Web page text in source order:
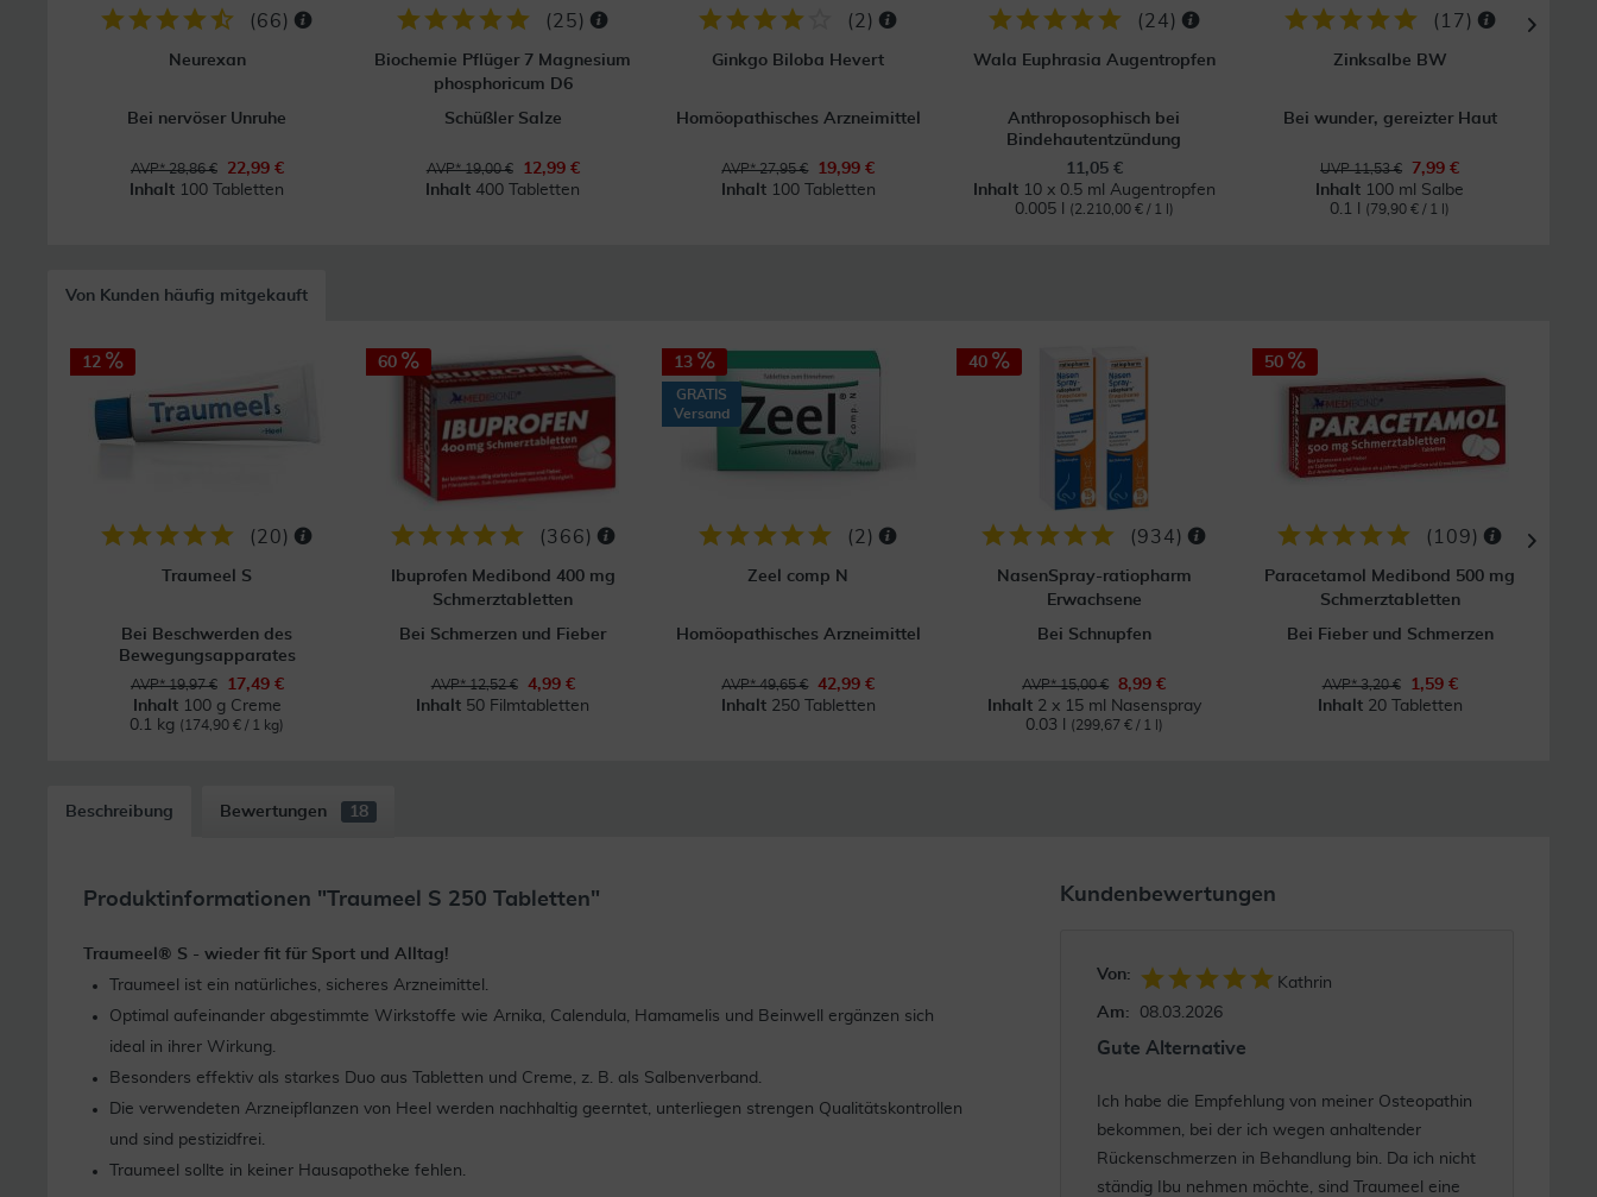
(66)
Neurexan
Bei nervöser Unruhe
AVP* 28,86 €
22,99 €
Inhalt 100 Tabletten
(25)
Biochemie Pflüger 7 Magnesium
phosphoricum D6
Schüßler Salze
AVP* 19,00 €
12,99 €
Inhalt 400 Tabletten
(2 )
Ginkgo Biloba Hevert
Homöopathisches Arzneimittel
AVP* 27,95 €
19,99 €
Inhalt 100 Tabletten
(24)
Wala Euphrasia Augentropfen
Anthroposophisch bei
Bindehautentzündung
11,05 €
Inhalt 10 x 0.5 ml Augentropfen
0.005 l
(2.210,00 € / 1 l)
( 17 )
Zinksalbe BW
Bei wunder, gereizter Haut
UVP 11,53 €
7,99 €
Inhalt 100 ml Salbe
0.1 l
(79,90 € / 1 l)
Von Kunden häufig mitgekauft
12
(20)
Traumeel S
Bei Beschwerden des
Bewegungsapparates
AVP* 19,97 €
17,49 €
Inhalt 100 g Creme
0.1 kg (174,90 € / 1 kg)
60
(366)
Ibuprofen Medibond 400 mg
Schmerztabletten
Bei Schmerzen und Fieber
AVP* 12,52 €
4,99 €
Inhalt 50 Filmtabletten
13
GRATIS
Versand
(2 )
Zeel comp N
Homöopathisches Arzneimittel
AVP* 49,65 €
42,99 €
Inhalt 250 Tabletten
40
(934)
NasenSpray-ratiopharm
Erwachsene
Bei Schnupfen
AVP* 15,00 €
8,99 €
Inhalt 2 x 15 ml Nasenspray
0.03 l
(299,67 € / 1 l)
50
( 109)
Paracetamol Medibond 500 mg
Schmerztabletten
Bei Fieber und Schmerzen
AVP* 3,20 €
1,59 €
Inhalt 20 Tabletten
Beschreibung Bewertungen 18
Produktinformationen "Traumeel S 250 Tabletten"
Traumeel® S - wieder fit für Sport und Alltag!
Traumeel ist ein natürliches, sicheres Arzneimittel.
Optimal aufeinander abgestimmte Wirkstoffe wie Arnika, Calendula, Hamamelis und Beinwell ergänzen sich
ideal in ihrer Wirkung.
Besonders effektiv als starkes Duo aus Tabletten und Creme, z. B. als Salbenverband.
Die verwendeten Arzneipflanzen von Heel werden nachhaltig geerntet, unterliegen strengen Qualitätskontrollen
und sind pestizidfrei.
Traumeel sollte in keiner Hausapotheke fehlen.
Kundenbewertungen
Von:
Kathrin
Am:
08.03.2026
Gute Alternative
Ich habe die Empfehlung von meiner Osteopathin
bekommen, bei der ich wegen anhaltender
Rückenschmerzen in Behandlung bin. Da ich nicht
ständig Ibu nehmen möchte, sind Traumeel eine